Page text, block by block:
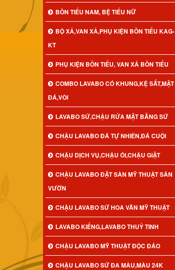
BỒN TIỂU NAM, BỆ TIỂU NỮ
BỘ XẢ,VAN XẢ,PHỤ KIỆN BỒN TIỂU KAG-
KT
PHỤ KIỆN BỒN TIỂU, VAN XẢ BỒN TIỂU
COMBO LAVABO CÓ KHUNG,KỆ SẮT,MẶT
ĐÁ,VÒI
LAVABO SỨ,CHẬU RỬA MẶT BẰNG SỨ
CHẬU LAVABO ĐÁ TỰ NHIÊN,ĐÁ CUỘI
CHẬU DỊCH VỤ,CHẬU ÓI,CHẬU GIẶT
CHẬU LAVABO ĐẶT SÀN MỸ THUẬT SÂN
VƯỜN
CHẬU LAVABO SỨ HOA VĂN MỸ THUẬT
LAVABO KIẾNG,LAVABO THUỶ TINH
CHẬU LAVABO MỸ THUẬT ĐỘC ĐÁO
CHẬU LAVABO SỨ ĐA MÀU,MÀU 24K